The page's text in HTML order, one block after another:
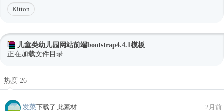
Kitton
儿童类幼儿园网站前端bootstrap4.4.1模板
正在加载文件目录...
热度 26
发菜下载了 此素材 2月前